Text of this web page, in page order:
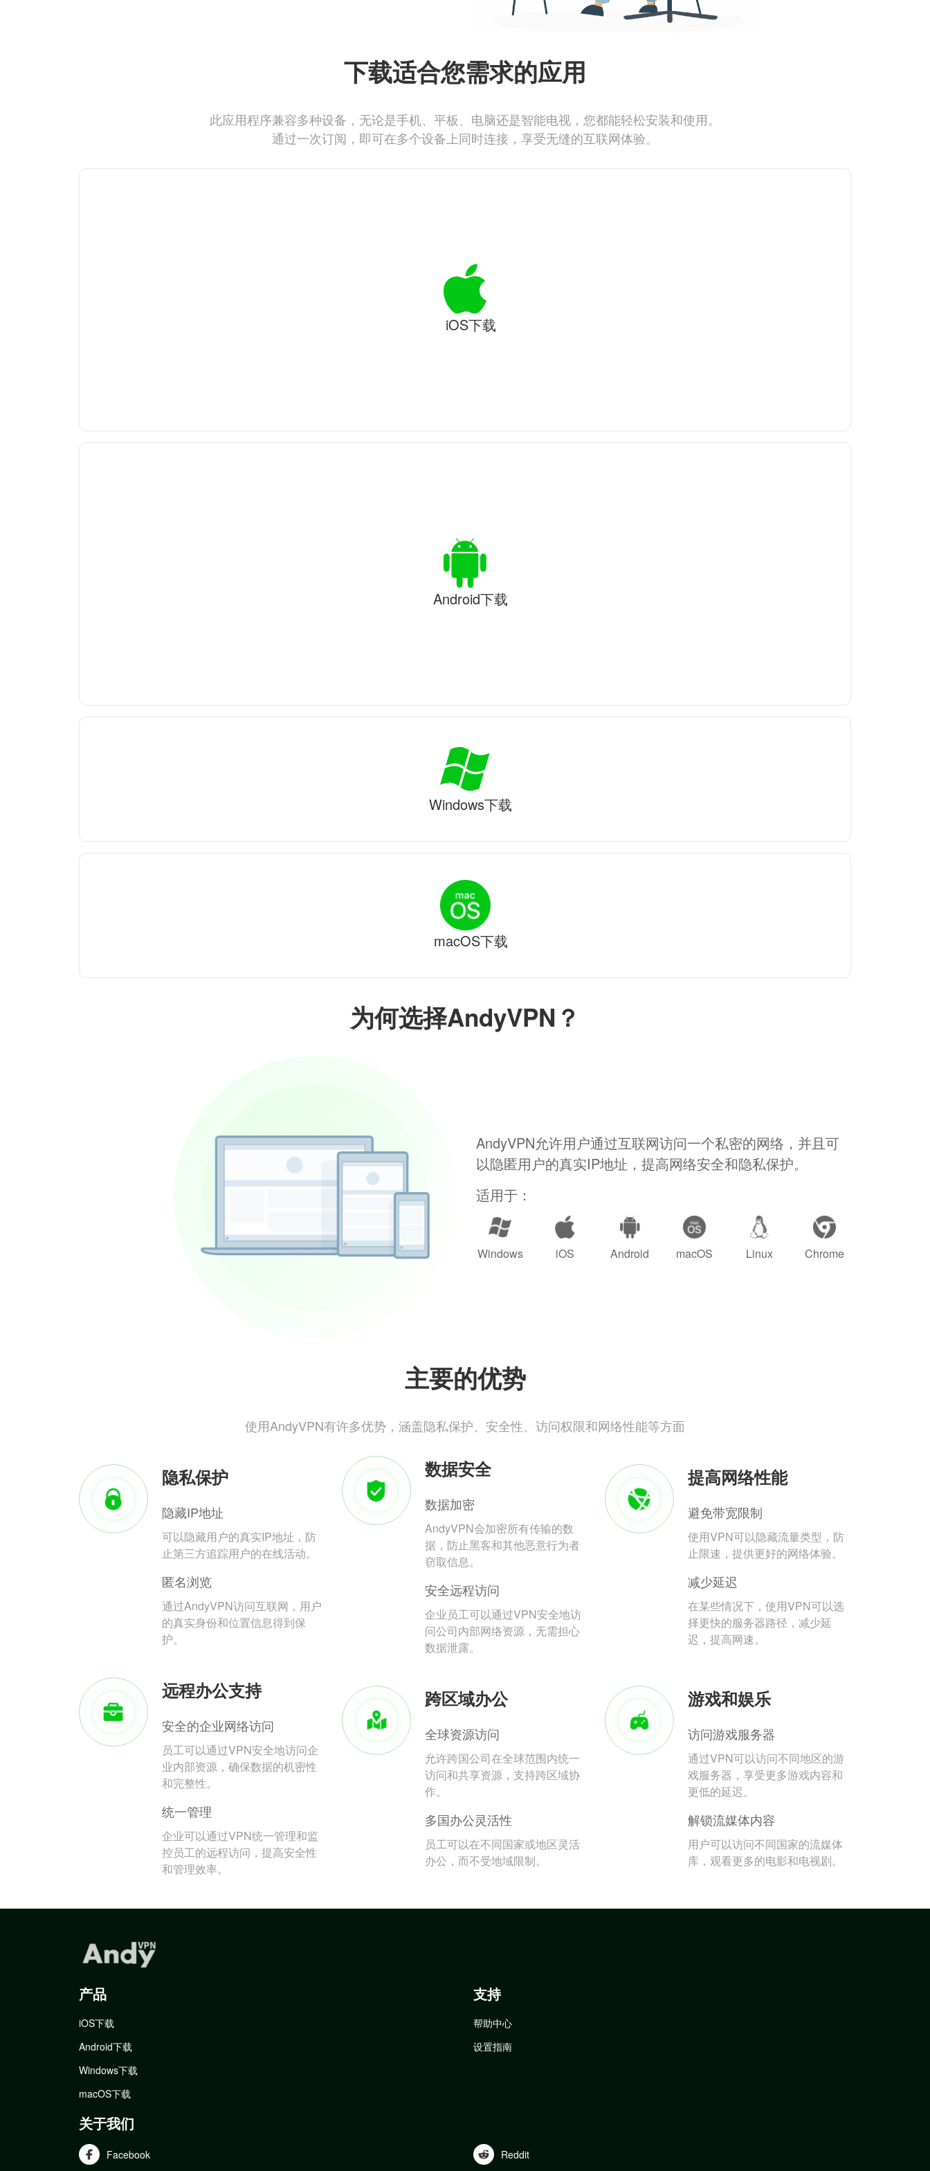
为何选择AndyVPN？
AndyVPN允许用户通过互联网访问一个私密的网络，并且可
以隐匿用户的真实IP地址，提高网络安全和隐私保护。
适用于：
Windows iOS Android macOS Linux Chrome
主要的优势
使用AndyVPN有许多优势，涵盖隐私保护、安全性、访问权限和网络性能等方面
隐私保护
隐藏IP地址
可以隐藏用户的真实IP地址，防
止第三方追踪用户的在线活动。
匿名浏览
通过AndyVPN访问互联网，用户
的真实身份和位置信息得到保
护。
数据安全
数据加密
AndyVPN会加密所有传输的数
据，防止黑客和其他恶意行为者
窃取信息。
安全远程访问
企业员工可以通过VPN安全地访
问公司内部网络资源，无需担心
数据泄露。
提高网络性能
避免带宽限制
使用VPN可以隐藏流量类型，防
止限速，提供更好的网络体验。
减少延迟
在某些情况下，使用VPN可以选
择更快的服务器路径，减少延
迟，提高网速。
远程办公支持
安全的企业网络访问
员工可以通过VPN安全地访问企
业内部资源，确保数据的机密性
和完整性。
统一管理
企业可以通过VPN统一管理和监
控员工的远程访问，提高安全性
和管理效率。
跨区域办公
全球资源访问
允许跨国公司在全球范围内统一
访问和共享资源，支持跨区域协
作。
多国办公灵活性
员工可以在不同国家或地区灵活
办公，而不受地域限制。
游戏和娱乐
访问游戏服务器
通过VPN可以访问不同地区的游
戏服务器，享受更多游戏内容和
更低的延迟。
解锁流媒体内容
用户可以访问不同国家的流媒体
库，观看更多的电影和电视剧。
下载适合您需求的应用
此应用程序兼容多种设备，无论是手机、平板、电脑还是智能电视，您都能轻松安装和使用。
通过一次订阅，即可在多个设备上同时连接，享受无缝的互联网体验。
iOS下载
Android下载
Windows下载
macOS下载
产品
iOS下载
Android下载
Windows下载
macOS下载
支持
帮助中心
设置指南
关于我们
Facebook Reddit